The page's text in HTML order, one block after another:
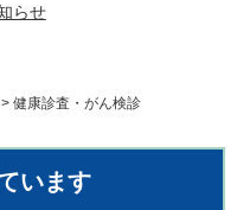
らせ
> 健康診査・がん検診
います